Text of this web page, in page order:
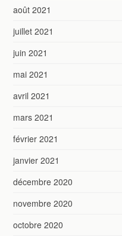
août 2021
juillet 2021
juin 2021
mai 2021
avril 2021
mars 2021
février 2021
janvier 2021
décembre 2020
novembre 2020
octobre 2020